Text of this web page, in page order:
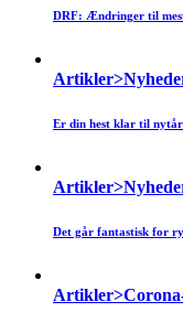
DRF: Ændringer til
Er din hest klar til
Det går fantastisk for